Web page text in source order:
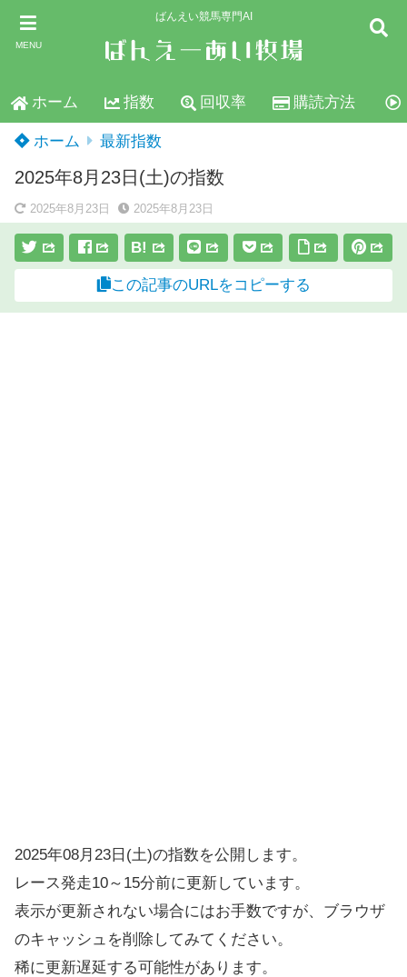
MENU
ばんえい競馬専門AI
ホーム 指数 回収率 購読方法
ホーム 最新指数
2025年8月23日(土)の指数
2025年8月23日 2025年8月23日
B!
この記事のURLをコピーする
2025年08月23日(土)の指数を公開します。
レース発走10～15分前に更新しています。
表示が更新されない場合にはお手数ですが、ブラウザ
のキャッシュを削除してみてください。
稀に更新遅延する可能性があります。